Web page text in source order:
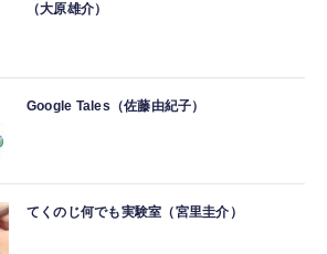
（大原雄介）
Google Tales（佐藤由紀子）
てくのじ何でも実験室（宮里圭介）